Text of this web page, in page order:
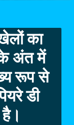
का
के अंत में
रूप से
डी